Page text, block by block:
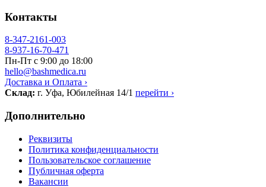
Контакты
8-347-2161-003
8-937-16-70-471
Пн-Пт с 9:00 до 18:00
hello@bashmedica.ru
Доставка и Оплата ›
Склад: г. Уфа, Юбилейная 14/1 перейти ›
Дополнительно
Реквизиты
Политика конфиденциальности
Пользовательское соглашение
Публичная оферта
Вакансии